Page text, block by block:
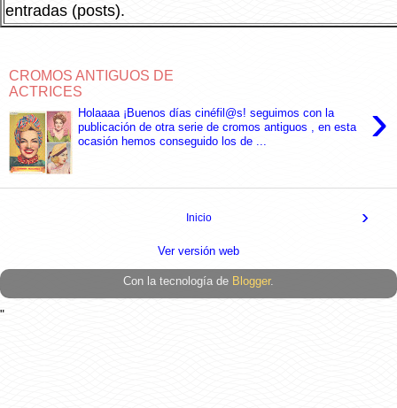
entradas (posts).
CROMOS ANTIGUOS DE
ACTRICES
›
Holaaaa ¡Buenos días cinéfil@s! seguimos con la
publicación de otra serie de cromos antiguos , en esta
ocasión hemos conseguido los de ...
›
Inicio
Ver versión web
Con la tecnología de Blogger.
"